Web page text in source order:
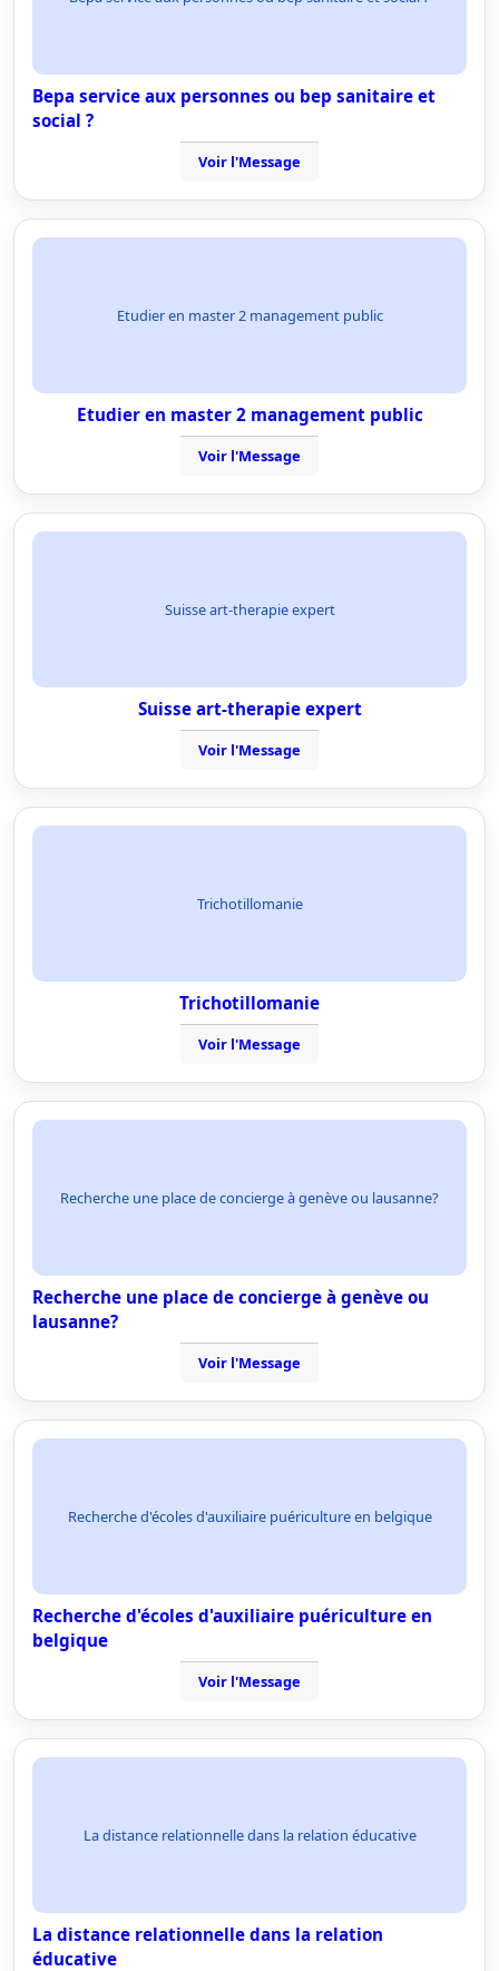
Bepa service aux personnes ou bep sanitaire et
social ?
Voir l'Message
Etudier en master 2 management public
Etudier en master 2 management public
Voir l'Message
Suisse art-therapie expert
Suisse art-therapie expert
Voir l'Message
Trichotillomanie
Trichotillomanie
Voir l'Message
Recherche une place de concierge à genève ou lausanne?
Recherche une place de concierge à genève ou
lausanne?
Voir l'Message
Recherche d'écoles d'auxiliaire puériculture en belgique
Recherche d'écoles d'auxiliaire puériculture en
belgique
Voir l'Message
La distance relationnelle dans la relation éducative
La distance relationnelle dans la relation
éducative